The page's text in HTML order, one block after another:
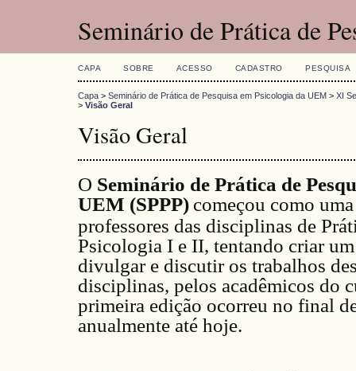
Seminário de Prática de
CAPA SOBRE ACESSO CADASTRO PESQUISA
Capa > Seminário de Prática de Pesquisa em Psicologia da UEM > XI
> Visão Geral
Visão Geral
O Seminário de Prática de
UEM (SPPP) começou como
professores das disciplinas de
Psicologia I e II, tentando criar
divulgar e discutir os trabalhos
disciplinas, pelos acadêmicos do
primeira edição ocorreu no final
anualmente até hoje.